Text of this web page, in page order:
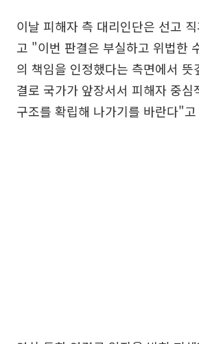
이날 피해자 측 대리인단은 선고
고 "이번 판결은 부실하고 위법한
의 책임을 인정했다는 측면에서
결로 국가가 앞장서서 피해자 중심
구조를 확립해 나가기를 바란다"